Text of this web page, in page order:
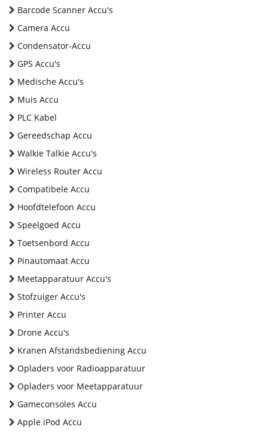
Barcode Scanner Accu's
Camera Accu
Condensator-Accu
GPS Accu's
Medische Accu's
Muis Accu
PLC Kabel
Gereedschap Accu
Walkie Talkie Accu's
Wireless Router Accu
Compatibele Accu
Hoofdtelefoon Accu
Speelgoed Accu
Toetsenbord Accu
Pinautomaat Accu
Meetapparatuur Accu's
Stofzuiger Accu's
Printer Accu
Drone Accu's
Kranen Afstandsbediening Accu
Opladers voor Radioapparatuur
Opladers voor Meetapparatuur
Gameconsoles Accu
Apple iPod Accu